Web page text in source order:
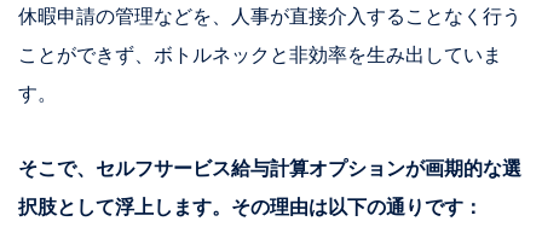
休暇申請の管理などを、人事が直接介入することなく行う
ことができず、ボトルネックと非効率を生み出していま
す。
そこで、セルフサービス給与計算オプションが画期的な選
択肢として浮上します。その理由は以下の通りです：